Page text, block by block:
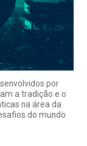
por
a tradição e o
na área da
do mundo